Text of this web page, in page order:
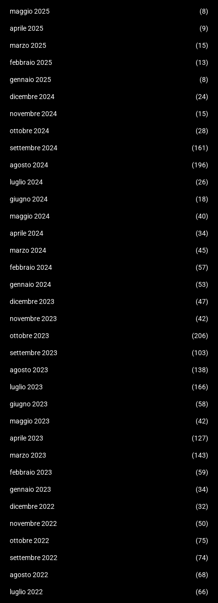
maggio 2025 (8)
aprile 2025 (9)
marzo 2025 (15)
febbraio 2025 (13)
gennaio 2025 (8)
dicembre 2024 (24)
novembre 2024 (15)
ottobre 2024 (28)
settembre 2024 (161)
agosto 2024 (196)
luglio 2024 (26)
giugno 2024 (18)
maggio 2024 (40)
aprile 2024 (34)
marzo 2024 (45)
febbraio 2024 (57)
gennaio 2024 (53)
dicembre 2023 (47)
novembre 2023 (42)
ottobre 2023 (206)
settembre 2023 (103)
agosto 2023 (138)
luglio 2023 (166)
giugno 2023 (58)
maggio 2023 (42)
aprile 2023 (127)
marzo 2023 (143)
febbraio 2023 (59)
gennaio 2023 (34)
dicembre 2022 (32)
novembre 2022 (50)
ottobre 2022 (75)
settembre 2022 (74)
agosto 2022 (68)
luglio 2022 (66)